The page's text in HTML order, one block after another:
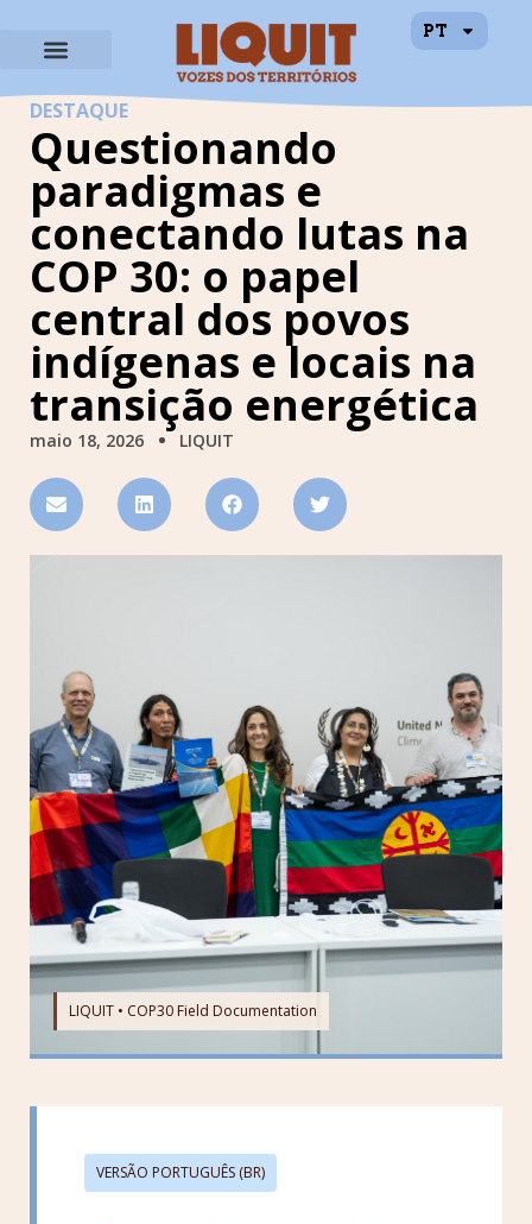
PT
DESTAQUE
Questionando
paradigmas e
conectando lutas na
COP 30: o papel
central dos povos
indígenas e locais na
transição energética
maio 18, 2026 LIQUIT
LIQUIT • COP30 Field Documentation
VERSÃO PORTUGUÊS (BR)